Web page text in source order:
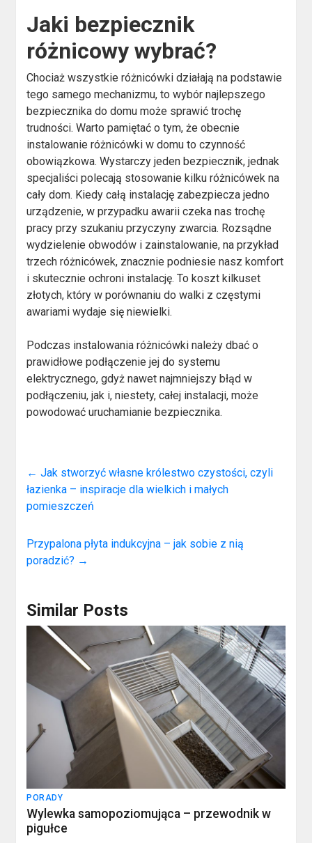
Jaki bezpiecznik
różnicowy wybrać?
Chociaż wszystkie różnicówki działają na podstawie
tego samego mechanizmu, to wybór najlepszego
bezpiecznika do domu może sprawić trochę
trudności. Warto pamiętać o tym, że obecnie
instalowanie różnicówki w domu to czynność
obowiązkowa. Wystarczy jeden bezpiecznik, jednak
specjaliści polecają stosowanie kilku różnicówek na
cały dom. Kiedy całą instalację zabezpiecza jedno
urządzenie, w przypadku awarii czeka nas trochę
pracy przy szukaniu przyczyny zwarcia. Rozsądne
wydzielenie obwodów i zainstalowanie, na przykład
trzech różnicówek, znacznie podniesie nasz komfort
i skutecznie ochroni instalację. To koszt kilkuset
złotych, który w porównaniu do walki z częstymi
awariami wydaje się niewielki.
Podczas instalowania różnicówki należy dbać o
prawidłowe podłączenie jej do systemu
elektrycznego, gdyż nawet najmniejszy błąd w
podłączeniu, jak i, niestety, całej instalacji, może
powodować uruchamianie bezpiecznika.
← Jak stworzyć własne królestwo czystości, czyli
łazienka – inspiracje dla wielkich i małych
pomieszczeń
Przypalona płyta indukcyjna – jak sobie z nią
poradzić? →
Similar Posts
PORADY
Wylewka samopoziomująca – przewodnik w
pigułce